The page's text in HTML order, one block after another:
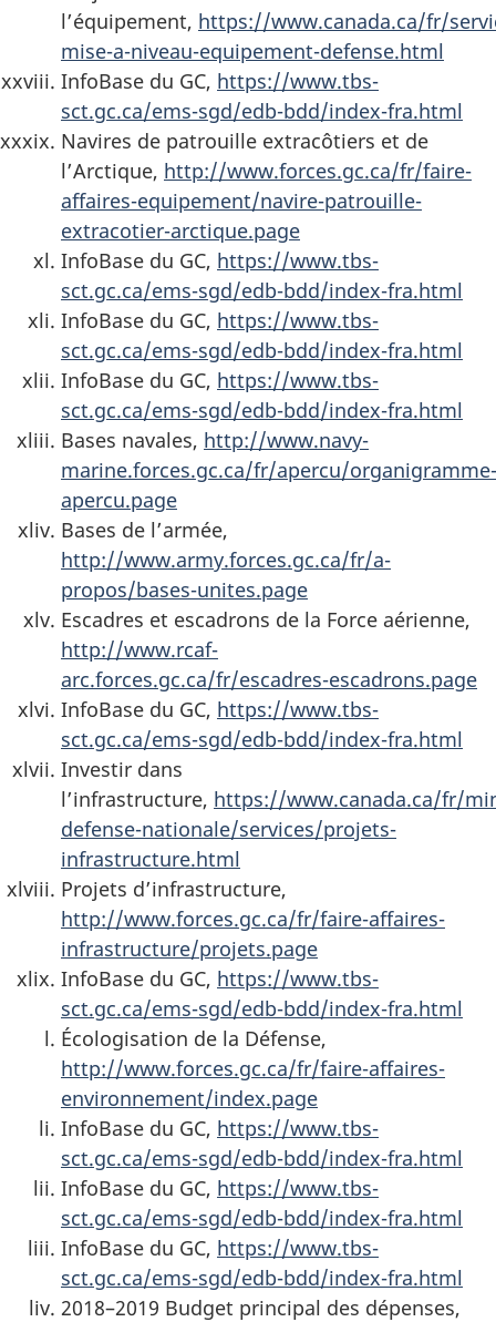
l’équipement, https://www.canada.ca/fr/
mise-a-niveau-equipement-defense.html
InfoBase du GC, https://www.tbs-
sct.gc.ca/ems-sgd/edb-bdd/index-fra.html
Navires de patrouille extracôtiers et de
l’Arctique, http://www.forces.gc.ca/fr/faire-
affaires-equipement/navire-patrouille-
extracotier-arctique.page
InfoBase du GC, https://www.tbs-
sct.gc.ca/ems-sgd/edb-bdd/index-fra.html
InfoBase du GC, https://www.tbs-
sct.gc.ca/ems-sgd/edb-bdd/index-fra.html
InfoBase du GC, https://www.tbs-
sct.gc.ca/ems-sgd/edb-bdd/index-fra.html
Bases navales, http://www.navy-
marine.forces.gc.ca/fr/apercu/organigramme-
apercu.page
Bases de l’armée,
http://www.army.forces.gc.ca/fr/a-
propos/bases-unites.page
Escadres et escadrons de la Force aérienne,
http://www.rcaf-
arc.forces.gc.ca/fr/escadres-escadrons.page
InfoBase du GC, https://www.tbs-
sct.gc.ca/ems-sgd/edb-bdd/index-fra.html
Investir dans
l’infrastructure, https://www.canada.ca/fr/
defense-nationale/services/projets-
infrastructure.html
Projets d’infrastructure,
http://www.forces.gc.ca/fr/faire-affaires-
infrastructure/projets.page
InfoBase du GC, https://www.tbs-
sct.gc.ca/ems-sgd/edb-bdd/index-fra.html
Écologisation de la Défense,
http://www.forces.gc.ca/fr/faire-affaires-
environnement/index.page
InfoBase du GC, https://www.tbs-
sct.gc.ca/ems-sgd/edb-bdd/index-fra.html
InfoBase du GC, https://www.tbs-
sct.gc.ca/ems-sgd/edb-bdd/index-fra.html
InfoBase du GC, https://www.tbs-
sct.gc.ca/ems-sgd/edb-bdd/index-fra.html
2018–2019 Budget principal des dépenses,